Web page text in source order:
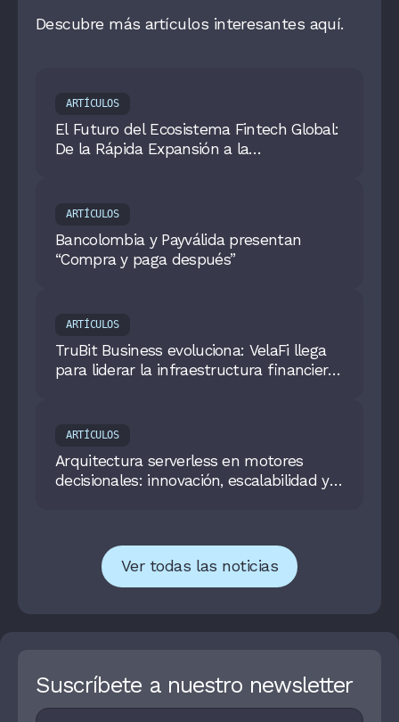
Descubre más artículos interesantes aquí.
ARTÍCULOS
El Futuro del Ecosistema Fintech Global:
De la Rápida Expansión a la
ARTÍCULOS
Bancolombia y Payválida presentan
“Compra y paga después”
ARTÍCULOS
TruBit Business evoluciona: VelaFi llega
para liderar la infraestructura financiera
ARTÍCULOS
Arquitectura serverless en motores
decisionales: innovación, escalabilidad y
Ver todas las noticias
Suscríbete a nuestro newsletter
Footer
I